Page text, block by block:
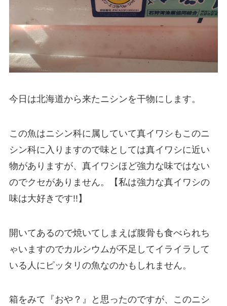
今日は北海道から来たニシンを干物にします。
この魚はニシン科に属していて真イワシもこのニ
シン科に入りますので味としては真イワシに近い
物がありますが、真イワシほど強力な味ではない
のでクセがありません。【私は強力な真イワシの
味は大好きです!!】
開いてあるので焼いてしまえば腹骨も食べられち
ゃいますのでカルシウムが不足してイライラして
いる人にピッタリの魚なのかもしれません。
箱をみて『おや？』と思ったのですが、このニシ